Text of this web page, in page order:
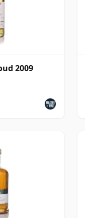
2009